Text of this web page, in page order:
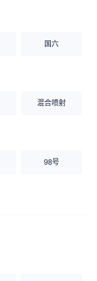
国六
混合喷射
98号